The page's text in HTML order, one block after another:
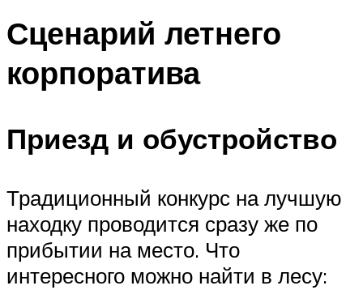
Сценарий летнего
корпоратива
Приезд и обустройство
Традиционный конкурс на лучшую
находку проводится сразу же по
прибытии на место. Что
интересного можно найти в лесу: